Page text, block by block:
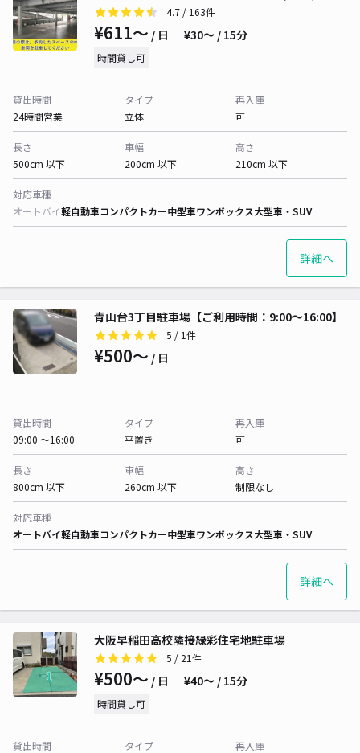
4.7 / 163件
¥611〜 / 日 ¥30〜 / 15分
時間貸し可
貸出時間
24時間営業
タイプ
立体
再入庫
可
長さ
500cm 以下
車幅
200cm 以下
高さ
210cm 以下
対応車種
オートバイ軽自動車コンパクトカー中型車ワンボックス大型車・SUV
詳細へ
青山台3丁目駐車場【ご利用時間：9:00～16:00】
5 / 1件
¥500〜 / 日
貸出時間
09:00 〜16:00
タイプ
平置き
再入庫
可
長さ
800cm 以下
車幅
260cm 以下
高さ
制限なし
対応車種
オートバイ軽自動車コンパクトカー中型車ワンボックス大型車・SUV
詳細へ
大阪早稲田高校隣接緑彩住宅地駐車場
5 / 21件
¥500〜 / 日 ¥40〜 / 15分
時間貸し可
貸出時間
タイプ
再入庫